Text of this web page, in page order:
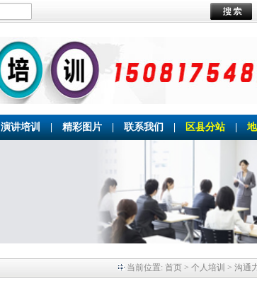
演讲培训 精彩图片 联系我们 区县分站
当前位置: 首页 > 个人培训 > 沟通